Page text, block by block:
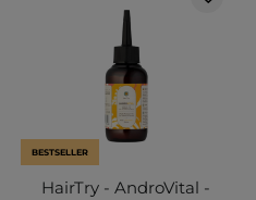
BESTSELLER
HairTry - AndroVital -